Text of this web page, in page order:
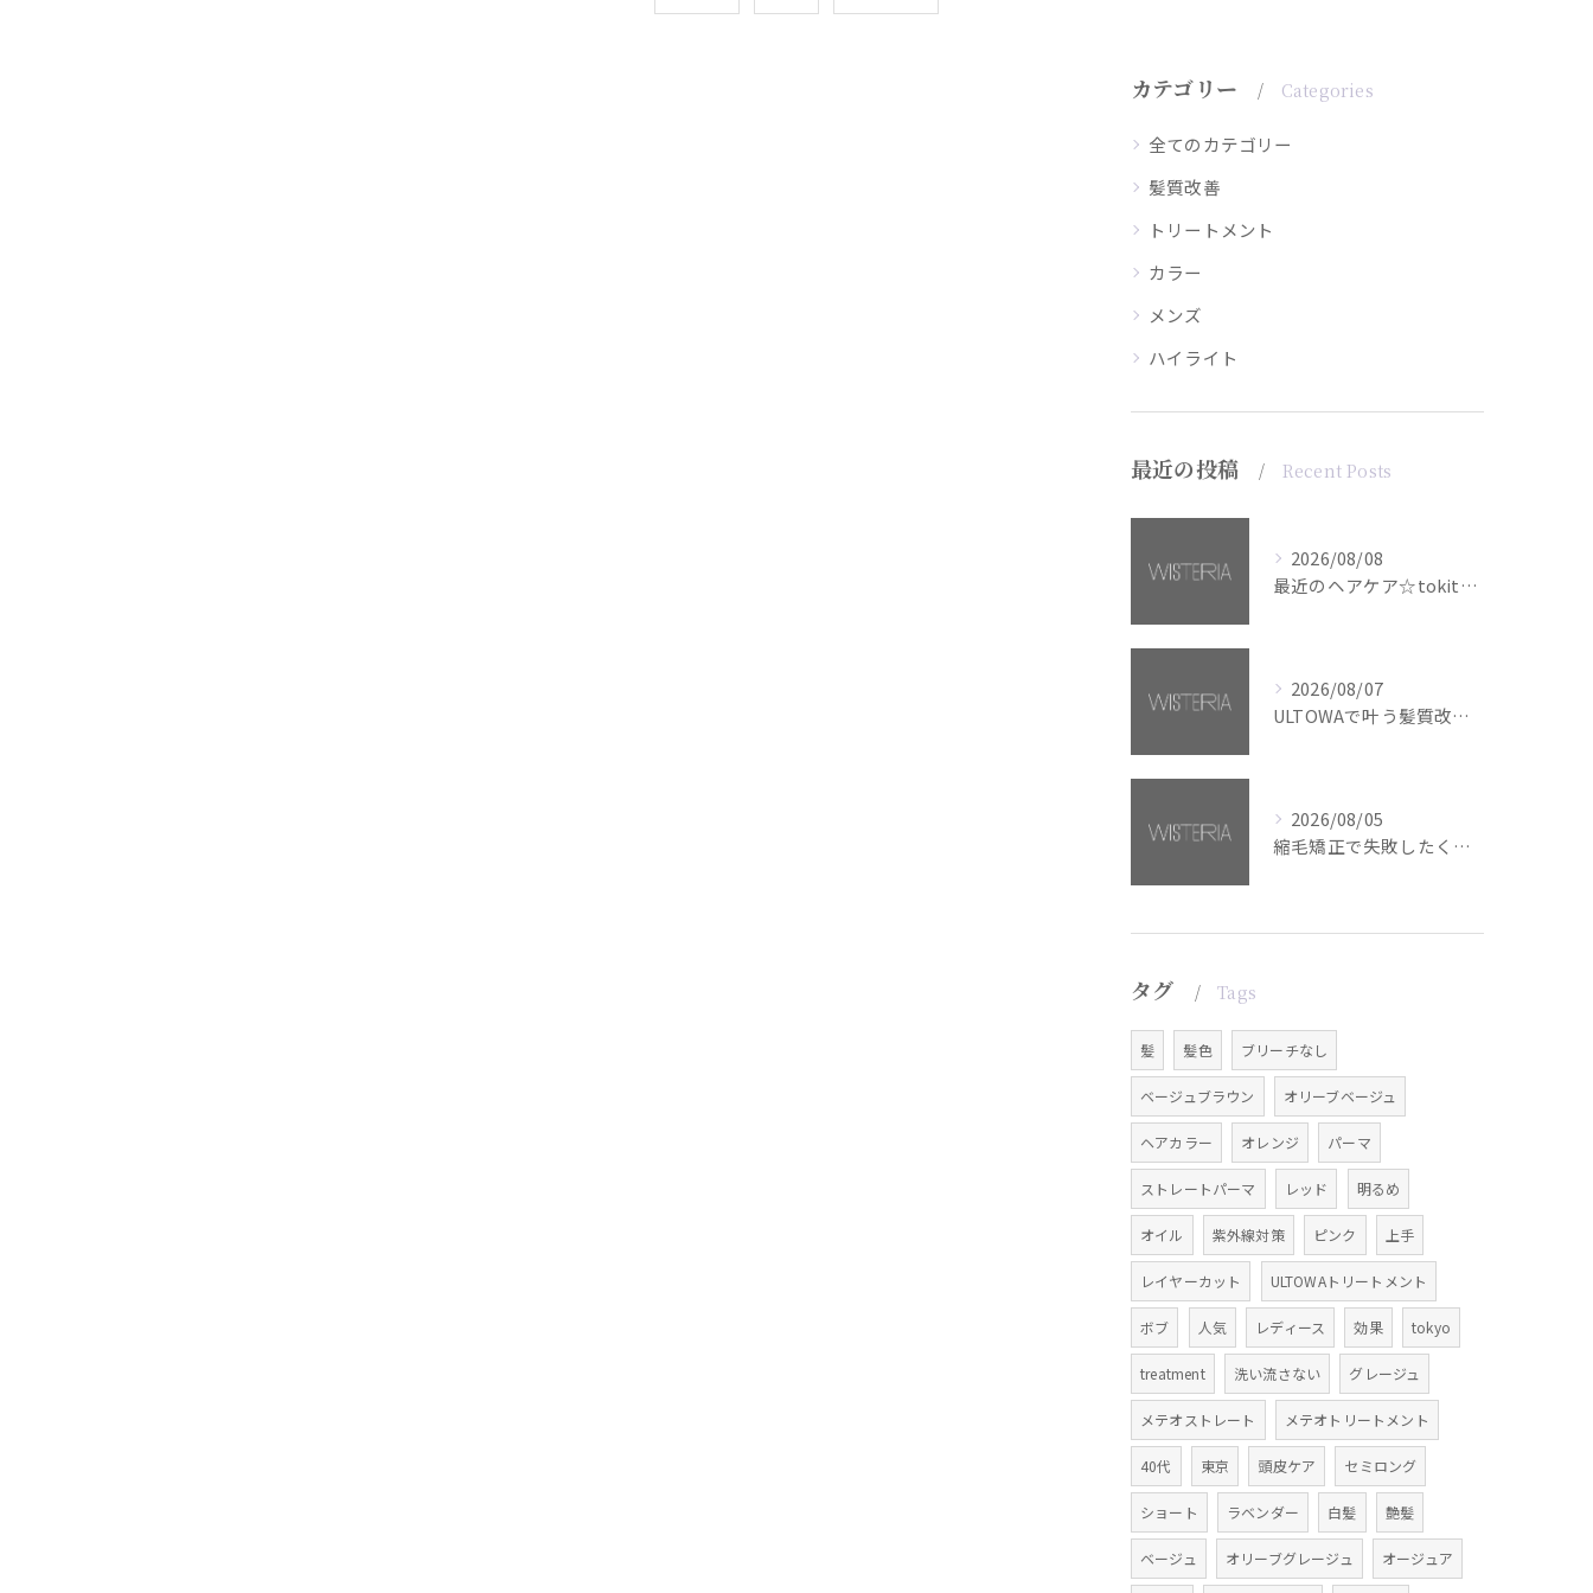
カテゴリー Categories
全てのカテゴリー
髪質改善
トリートメント
カラー
メンズ
ハイライト
最近の投稿 Recent Posts
2026/08/08
最近のヘアケア☆tokita【銀座・美容室WISTERIA】
2026/08/07
ULTOWAで叶う髪質改善美髪カラー【銀座・美容室WISTERIA】
2026/08/05
縮毛矯正で失敗したくない方へ【銀座・美容室WISTERIA】
タグ Tags
髪 髪色 ブリーチなし
ベージュブラウン オリーブベージュ
ヘアカラー オレンジ パーマ
ストレートパーマ レッド 明るめ
オイル 紫外線対策 ピンク 上手
レイヤーカット ULTOWAトリートメント
ボブ 人気 レディース 効果 tokyo
treatment 洗い流さない グレージュ
メテオストレート メテオトリートメント
40代 東京 頭皮ケア セミロング
ショート ラベンダー 白髪 艶髪
ベージュ オリーブグレージュ オージュア